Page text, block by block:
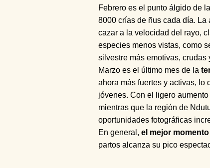
Febrero es el punto álgido de
8000 crías de ñus cada día.
cazar a la velocidad del rayo,
especies menos vistas, como
silvestre más emotivas, crudas
Marzo es el último mes de la
ahora más fuertes y activas, lo
jóvenes. Con el ligero
mientras que la región de
oportunidades fotográficas
En general, el mejor
partos alcanza su pico